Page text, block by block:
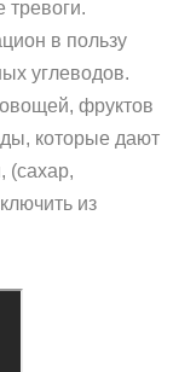
тревоги.
в пользу
углеводов.
фруктов
которые дают
(сахар,
из